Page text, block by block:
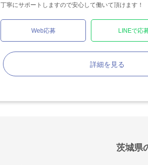
丁寧にサポートしますので安心して働いて頂けます！
Web応募 LINEで応
詳細を見る
茨城県